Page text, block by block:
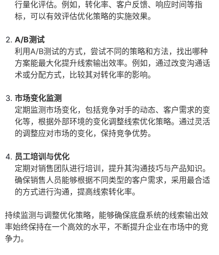
行量化评估。例如，转化率、客户反馈、响应时间等指
标，可以有效评估优化策略的实施效果。
A/B测试
利用A/B测试的方式，尝试不同的策略和方法，找出哪种
方案能最大化提升线索输出效率。例如，通过改变沟通话
术或分配方式，比较其对转化率的影响。
市场变化监测
定期监测市场变化，包括竞争对手的动态、客户需求的变
化等，根据外部环境的变化调整线索优化策略。通过灵活
的调整应对市场的变化，保持竞争优势。
员工培训与优化
定期对销售团队进行培训，提升其沟通技巧与产品知识。
确保销售人员能够根据不同类型的客户需求，采用最合适
的方式进行沟通，提高线索转化率。
持续监测与调整优化策略，能够确保底盘系统的线索输出效
率始终保持在一个高效的水平，不断提升企业在市场中的竞
争力。